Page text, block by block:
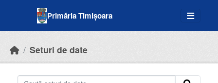
Primăria Timișoara
Seturi de date